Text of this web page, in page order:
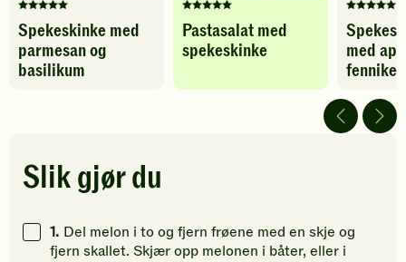
Denne
oppskriften
har
fått
Klikk
for
gi
din
Spekeskinke med
parmesan og
basilikum
Denne
oppskriften
har
5
din
Pastasalat med
spekeskinke
Denne
har
fått
av
5
din
med
fennikel
Slik gjør du
1. Del melon i to og fjern frøene med en skje og
fjern skallet. Skjær opp melonen i båter, eller i